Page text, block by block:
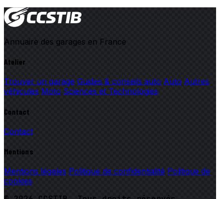
Annuaire des garages en France
Atelier
Trouver un garage Guides & conseils auto Auto Autres
véhicules Moto Sciences et Technologies
Contact
Contact
Mentions
Mentions légales Politique de confidentialité Politique de
cookies